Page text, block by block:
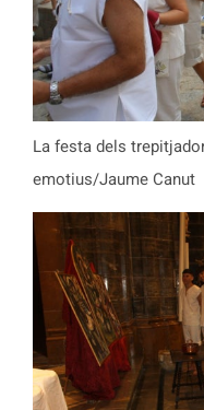
La festa dels
emotius/Jaume Canut